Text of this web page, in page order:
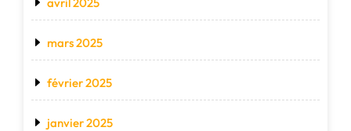
mars 2025
février 2025
janvier 2025